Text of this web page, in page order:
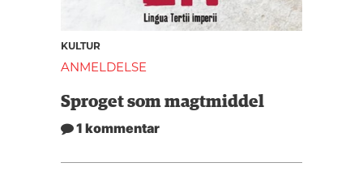
KULTUR
ANMELDELSE
Sproget som magtmiddel
1 kommentar